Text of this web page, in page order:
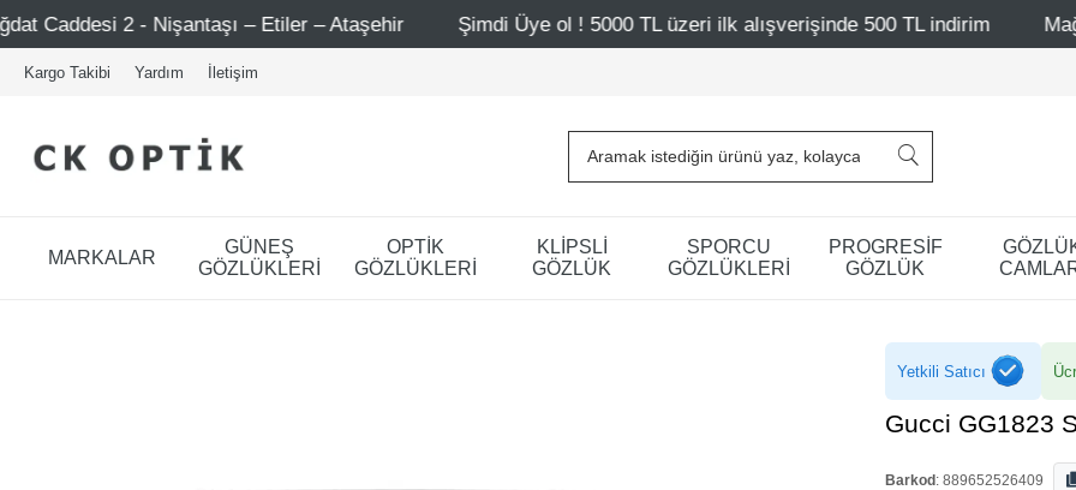
– Etiler – Ataşehir Şimdi Üye ol ! 5000 TL üzeri ilk alışverişinde 500 TL indirim Mağazalarımız –
Kargo Takibi Yardım İletişim
MARKALAR
GÜNEŞ
GÖZLÜKLERİ
OPTİK
GÖZLÜKLERİ
KLİPSLİ
GÖZLÜK
SPORCU
GÖZLÜKLERİ
PROGRESİF
GÖZLÜK
Yetkili Satıcı
Gucci GG1823
Barkod : 889652526409